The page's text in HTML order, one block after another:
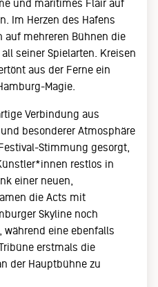
und maritimes Flair auf
Im Herzen des Hafens
auf mehreren Bühnen die
seiner Spielarten. Kreisen
aus der Ferne ein
Magie.
Verbindung aus
besonderer Atmosphäre
Stimmung gesorgt,
restlos in
einer neuen,
die Acts mit
Skyline noch
während eine ebenfalls
erstmals die
der Hauptbühne zu